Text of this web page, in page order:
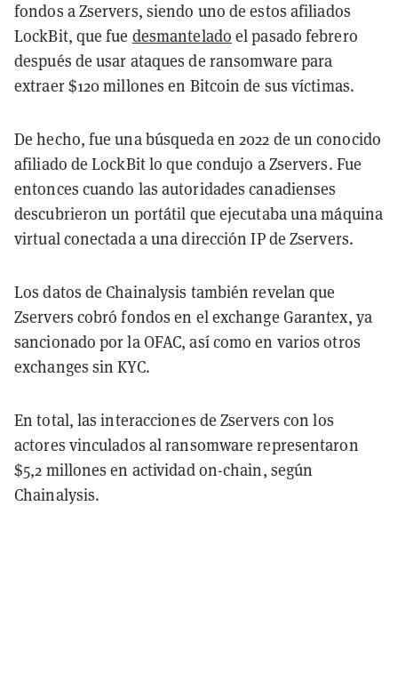
fondos a Zservers, siendo uno de estos afiliados
LockBit, que fue desmantelado el pasado febrero
después de usar ataques de ransomware para
extraer $120 millones en Bitcoin de sus víctimas.
De hecho, fue una búsqueda en 2022 de un conocido
afiliado de LockBit lo que condujo a Zservers. Fue
entonces cuando las autoridades canadienses
descubrieron un portátil que ejecutaba una máquina
virtual conectada a una dirección IP de Zservers.
Los datos de Chainalysis también revelan que
Zservers cobró fondos en el exchange Garantex, ya
sancionado por la OFAC, así como en varios otros
exchanges sin KYC.
En total, las interacciones de Zservers con los
actores vinculados al ransomware representaron
$5,2 millones en actividad on-chain, según
Chainalysis.